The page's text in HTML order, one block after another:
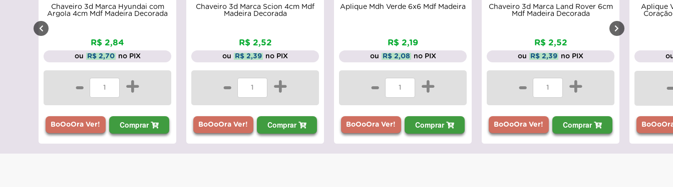
Chaveiro 3d Marca Hyundai com
Argola 4cm Mdf Madeira Decorada
R$ 2,84
ou R$ 2,70 no PIX
- +
BoOoOra Ver! Comprar
Chaveiro 3d Marca Scion 4cm Mdf
Madeira Decorada
R$ 2,52
ou R$ 2,39 no PIX
- +
BoOoOra Ver! Comprar
Aplique Mdh Verde 6x6 Mdf Madeira
R$ 2,19
ou R$ 2,08 no PIX
- +
BoOoOra Ver! Comprar
Chaveiro 3d Marca Land Rover 6cm
Mdf Madeira Decorada
R$ 2,52
ou R$ 2,39 no PIX
- +
BoOoOra Ver! Comprar
Aplique